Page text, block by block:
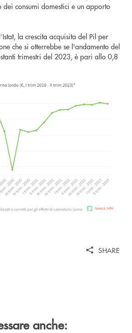
consumi domestici e un apporto
la crescita acquisita del Pil per
che si otterrebbe se l'andamento del
trimestri del 2023, è pari allo 0,8
SHARE
anche: